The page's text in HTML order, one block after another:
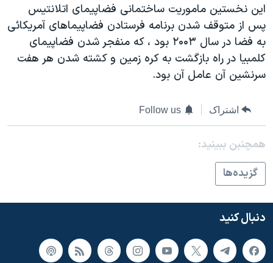
نرگس محمدی برنده جایزه نوبل صلح
همایش محافظه‌کاران آمریکا «سی‌پک»
صفحه‌های ویژه
سفر پرزیدنت ترامپ به چین
اين نخستين ماموريت ساختمانی فضاپيمای اتلانتيس
پس از متوقف شدن برنامه فرستادن فضاپيماهای آمريکائی
به فضا در سال ۲۰۰۳ بود ، که منفجر شدن فضاپيمای
کلمبيا در راه بازگشت به کره زمين و کشته شدن هر هفت
سرنشين آن عامل آن بود.
اشتراک Follow us
همچنبن ببینید:
گزيده‌ها
دنبال کنید